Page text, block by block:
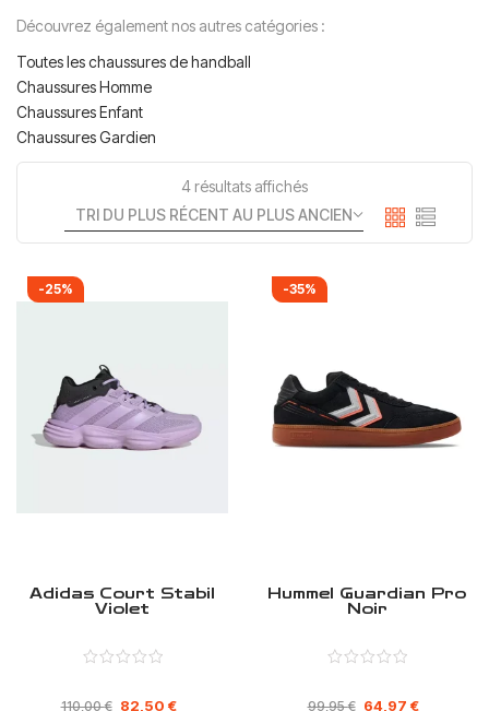
Découvrez également nos autres catégories :
Toutes les chaussures de handball
Chaussures Homme
Chaussures Enfant
Chaussures Gardien
4 résultats affichés
-25%
Adidas Court Stabil
Violet
110,00€ 82,50 €
-35%
Hummel Guardian Pro
Noir
99,95€ 64,97 €